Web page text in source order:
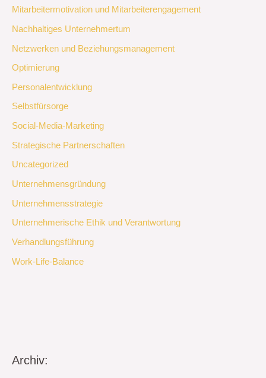
Mitarbeitermotivation und Mitarbeiterengagement
Nachhaltiges Unternehmertum
Netzwerken und Beziehungsmanagement
Optimierung
Personalentwicklung
Selbstfürsorge
Social-Media-Marketing
Strategische Partnerschaften
Uncategorized
Unternehmensgründung
Unternehmensstrategie
Unternehmerische Ethik und Verantwortung
Verhandlungsführung
Work-Life-Balance
Archiv: